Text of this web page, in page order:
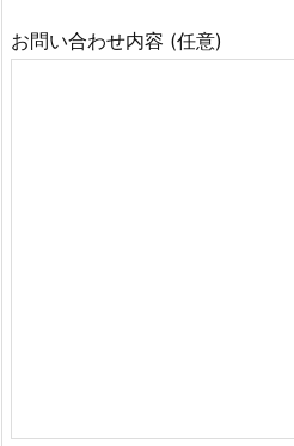
お問い合わせ内容 (任意)